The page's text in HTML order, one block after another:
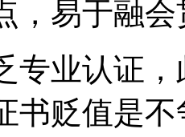
，易于融会
业认证，
书贬值是